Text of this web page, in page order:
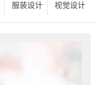
服装设计 视觉设计